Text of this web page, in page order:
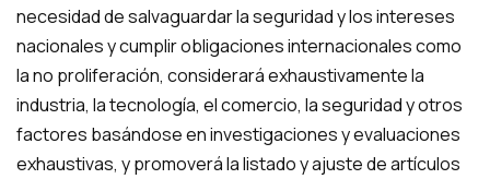
necesidad de salvaguardar la seguridad y los intereses
nacionales y cumplir obligaciones internacionales como
la no proliferación, considerará exhaustivamente la
industria, la tecnología, el comercio, la seguridad y otros
factores basándose en investigaciones y evaluaciones
exhaustivas, y promoverá la listado y ajuste de artículos